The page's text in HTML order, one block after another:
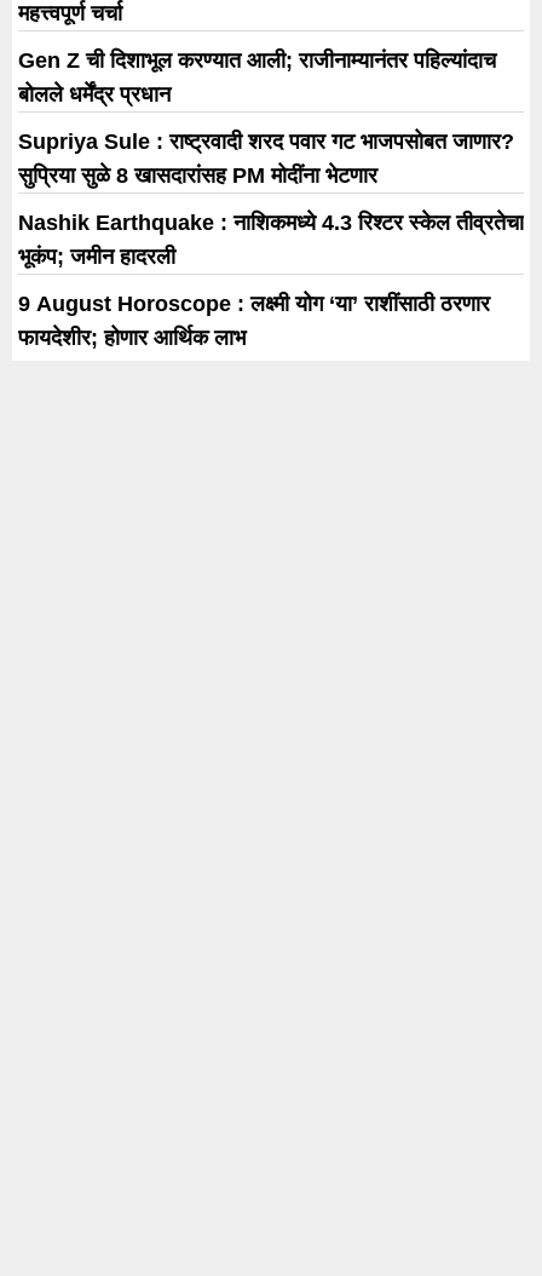
महत्त्वपूर्ण चर्चा
Gen Z ची दिशाभूल करण्यात आली; राजीनाम्यानंतर पहिल्यांदाच
बोलले धर्मेंद्र प्रधान
Supriya Sule : राष्ट्रवादी शरद पवार गट भाजपसोबत जाणार?
सुप्रिया सुळे 8 खासदारांसह PM मोदींना भेटणार
Nashik Earthquake : नाशिकमध्ये 4.3 रिश्टर स्केल तीव्रतेचा
भूकंप; जमीन हादरली
9 August Horoscope : लक्ष्मी योग ‘या’ राशींसाठी ठरणार
फायदेशीर; होणार आर्थिक लाभ